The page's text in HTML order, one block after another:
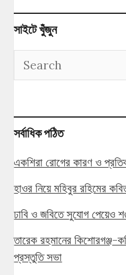
সাইটে খুঁজুন
সর্বাধিক পঠিত
একশিরা রোগের কারণ ও
হাওর নিয়ে মহিবুর রহিমের
ঢাবি ও জবিতে সুযোগ পেয়েও
তারেক রহমানের কিশোরগঞ্জ-
প্রস্তুতি সভা